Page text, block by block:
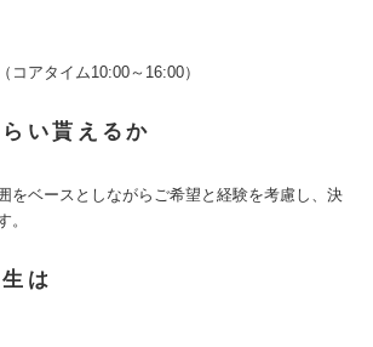
コアタイム10:00～16:00）
い貰えるか
をベースとしながらご希望と経験を考慮し、決
。
は